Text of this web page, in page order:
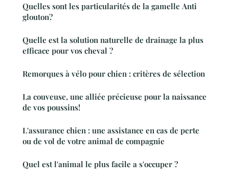
Quelles sont les particularités de la gamelle Anti
glouton?
Quelle est la solution naturelle de drainage la plus
efficace pour vos cheval ?
Remorques à vélo pour chien : critères de sélection
La couveuse, une alliée précieuse pour la naissance
de vos poussins!
L'assurance chien : une assistance en cas de perte
ou de vol de votre animal de compagnie
Quel est l'animal le plus facile a s'occuper ?